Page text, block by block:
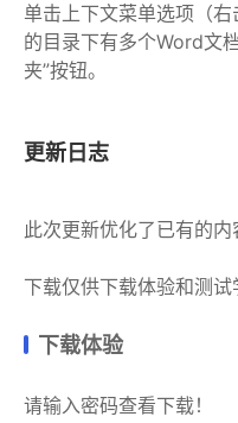
单击上下文菜单选项（
的目录下有多个Word文
夹”按钮。
更新日志
此次更新优化了已有的内
下载仅供下载体验和测试
下载体验
请输入密码查看下载！